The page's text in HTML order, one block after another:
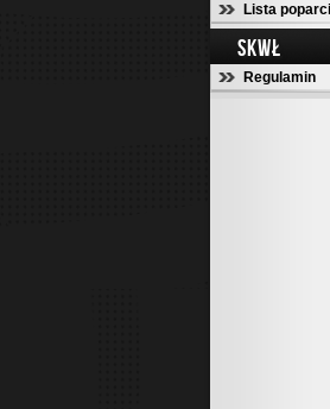
Lista
SKWŁ
Regulamin